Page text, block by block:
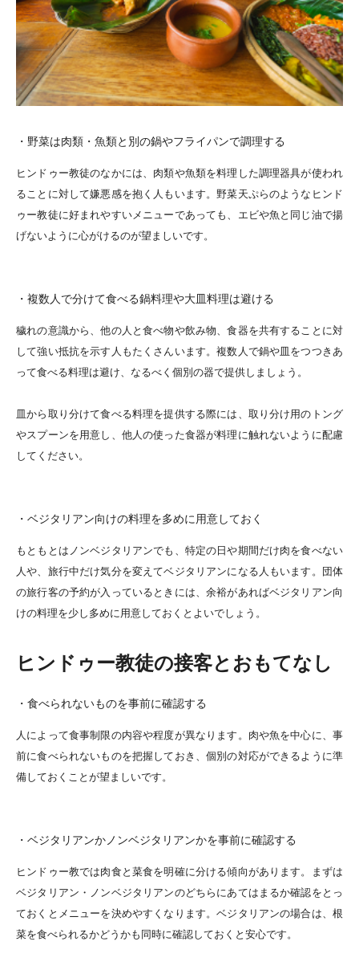
・野菜は肉類・魚類と別の鍋やフライパンで調理する
ヒンドゥー教徒のなかには、肉類や魚類を料理した調理器具が使われ
ることに対して嫌悪感を抱く人もいます。野菜天ぷらのようなヒンド
ゥー教徒に好まれやすいメニューであっても、エビや魚と同じ油で揚
げないように心がけるのが望ましいです。
・複数人で分けて食べる鍋料理や大皿料理は避ける
穢れの意識から、他の人と食べ物や飲み物、食器を共有することに対
して強い抵抗を示す人もたくさんいます。複数人で鍋や皿をつつきあ
って食べる料理は避け、なるべく個別の器で提供しましょう。
皿から取り分けて食べる料理を提供する際には、取り分け用のトング
やスプーンを用意し、他人の使った食器が料理に触れないように配慮
してください。
・ベジタリアン向けの料理を多めに用意しておく
もともとはノンベジタリアンでも、特定の日や期間だけ肉を食べない
人や、旅行中だけ気分を変えてベジタリアンになる人もいます。団体
の旅行客の予約が入っているときには、余裕があればベジタリアン向
けの料理を少し多めに用意しておくとよいでしょう。
ヒンドゥー教徒の接客とおもてなし
・食べられないものを事前に確認する
人によって食事制限の内容や程度が異なります。肉や魚を中心に、事
前に食べられないものを把握しておき、個別の対応ができるように準
備しておくことが望ましいです。
・ベジタリアンかノンベジタリアンかを事前に確認する
ヒンドゥー教では肉食と菜食を明確に分ける傾向があります。まずは
ベジタリアン・ノンベジタリアンのどちらにあてはまるか確認をとっ
ておくとメニューを決めやすくなります。ベジタリアンの場合は、根
菜を食べられるかどうかも同時に確認しておくと安心です。